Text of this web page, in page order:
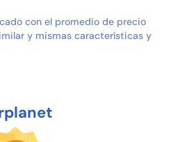
con el promedio de precio
y mismas características y